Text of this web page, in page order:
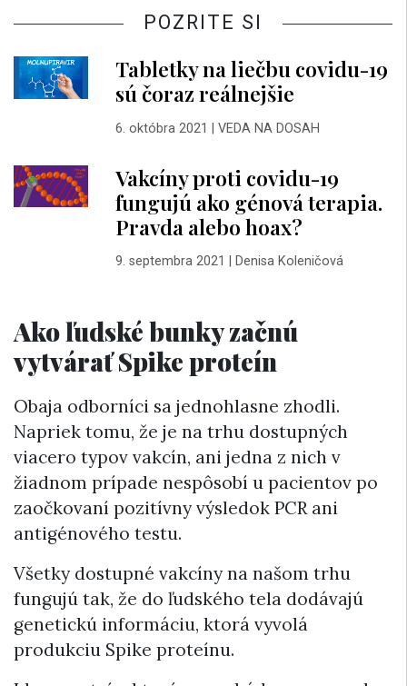
POZRITE SI
Tabletky na liečbu covidu-19
sú čoraz reálnejšie
6. októbra 2021 VEDA NA DOSAH
Vakcíny proti covidu-19
fungujú ako génová terapia.
Pravda alebo hoax?
9. septembra 2021 Denisa Koleničová
Ako ľudské bunky začnú
vytvárať Spike proteín
Obaja odborníci sa jednohlasne zhodli.
Napriek tomu, že je na trhu dostupných
viacero typov vakcín, ani jedna z nich v
žiadnom prípade nespôsobí u pacientov po
zaočkovaní pozitívny výsledok PCR ani
antigénového testu.
Všetky dostupné vakcíny na našom trhu
fungujú tak, že do ľudského tela dodávajú
genetickú informáciu, ktorá vyvolá
produkciu Spike proteínu.